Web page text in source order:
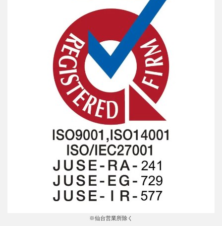
※仙台営業所除く